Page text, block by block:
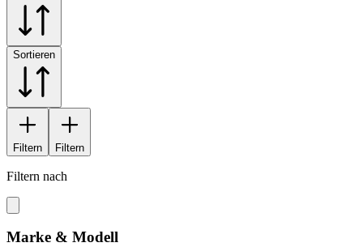
Sortieren
Filtern Filtern
Filtern nach
Marke & Modell